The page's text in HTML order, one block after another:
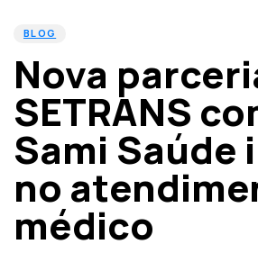
BLOG
Nova
SETRANS
Sami Saúde
no
médico